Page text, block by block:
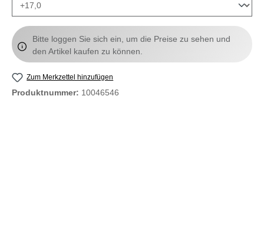
Bitte loggen Sie sich ein, um die Preise zu sehen und
den Artikel kaufen zu können.
Zum Merkzettel hinzufügen
Produktnummer: 10046546